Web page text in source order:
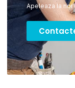
Apeleaza la noi